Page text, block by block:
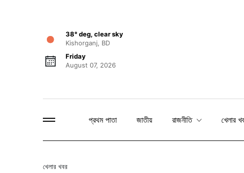
38° deg, clear sky
Kishorganj, BD
Friday
August 07, 2026
প্রথম পাতা জাতীয় রাজনীতি খেলার
খেলার খবর